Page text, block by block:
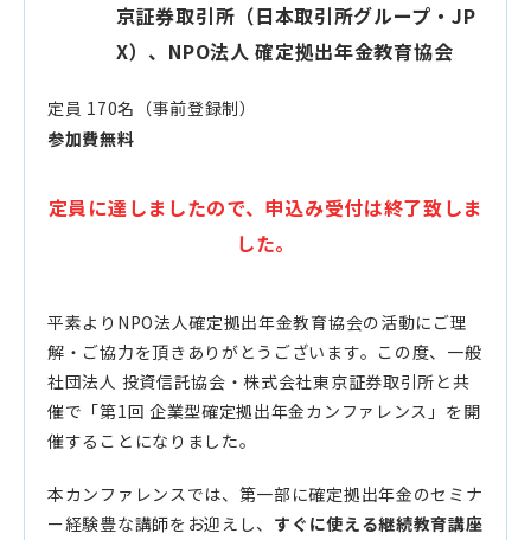
京証券取引所（日本取引所グループ・JP
X）、NPO法人 確定拠出年金教育協会
定員 170名（事前登録制）
参加費無料
定員に達しましたので、申込み受付は終了致しま
した。
平素よりNPO法人確定拠出年金教育協会の活動にご理
解・ご協力を頂きありがとうございます。この度、一般
社団法人 投資信託協会・株式会社東京証券取引所と共
催で「第1回 企業型確定拠出年金カンファレンス」を開
催することになりました。
本カンファレンスでは、第一部に確定拠出年金のセミナ
ー経験豊な講師をお迎えし、 すぐに使える継続教育講座